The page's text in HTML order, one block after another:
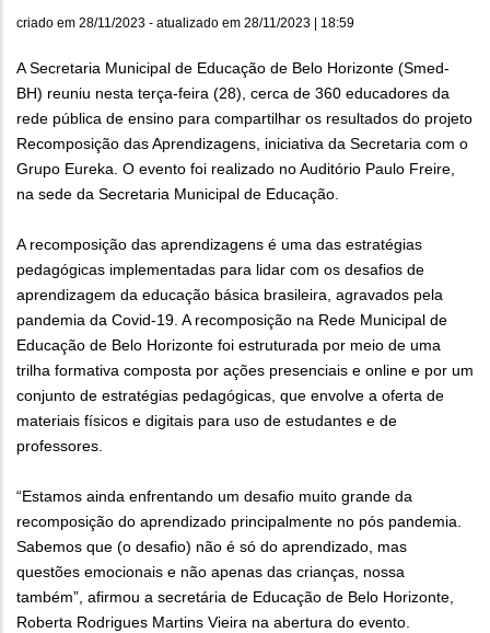
criado em 28/11/2023 - atualizado em 28/11/2023 | 18:59
A Secretaria Municipal de Educação de Belo Horizonte (Smed-
BH) reuniu nesta terça-feira (28), cerca de 360 educadores da
rede pública de ensino para compartilhar os resultados do projeto
Recomposição das Aprendizagens, iniciativa da Secretaria com o
Grupo Eureka. O evento foi realizado no Auditório Paulo Freire,
na sede da Secretaria Municipal de Educação.
A recomposição das aprendizagens é uma das estratégias
pedagógicas implementadas para lidar com os desafios de
aprendizagem da educação básica brasileira, agravados pela
pandemia da Covid-19. A recomposição na Rede Municipal de
Educação de Belo Horizonte foi estruturada por meio de uma
trilha formativa composta por ações presenciais e online e por um
conjunto de estratégias pedagógicas, que envolve a oferta de
materiais físicos e digitais para uso de estudantes e de
professores.
“Estamos ainda enfrentando um desafio muito grande da
recomposição do aprendizado principalmente no pós pandemia.
Sabemos que (o desafio) não é só do aprendizado, mas
questões emocionais e não apenas das crianças, nossa
também”, afirmou a secretária de Educação de Belo Horizonte,
Roberta Rodrigues Martins Vieira na abertura do evento.